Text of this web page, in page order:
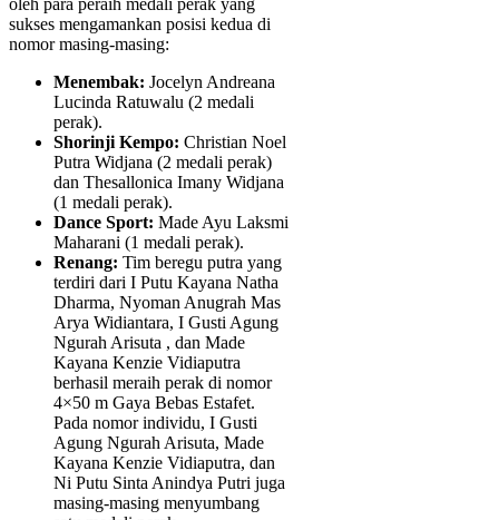
sukses mengamankan posisi kedua di
nomor masing-masing:
Menembak: Jocelyn Andreana
Lucinda Ratuwalu (2 medali
perak).
Shorinji Kempo: Christian Noel
Putra Widjana (2 medali perak)
dan Thesallonica Imany Widjana
(1 medali perak).
Dance Sport: Made Ayu Laksmi
Maharani (1 medali perak).
Renang: Tim beregu putra yang
terdiri dari I Putu Kayana Natha
Dharma, Nyoman Anugrah Mas
Arya Widiantara, I Gusti Agung
Ngurah Arisuta , dan Made
Kayana Kenzie Vidiaputra
berhasil meraih perak di nomor
4×50 m Gaya Bebas Estafet.
Pada nomor individu, I Gusti
Agung Ngurah Arisuta, Made
Kayana Kenzie Vidiaputra, dan
Ni Putu Sinta Anindya Putri juga
masing-masing menyumbang